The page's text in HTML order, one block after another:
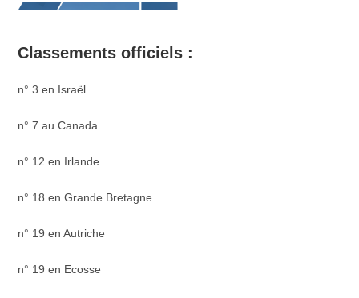
Classements officiels :
n° 3 en Israël
n° 7 au Canada
n° 12 en Irlande
n° 18 en Grande Bretagne
n° 19 en Autriche
n° 19 en Ecosse